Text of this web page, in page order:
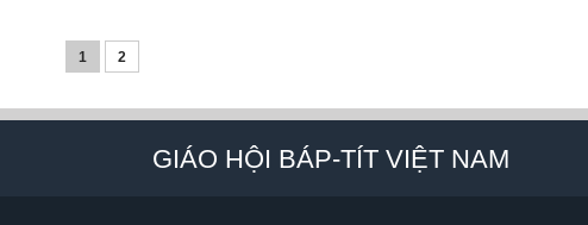
1 2
GIÁO HỘI BÁP-TÍT VIỆT NAM